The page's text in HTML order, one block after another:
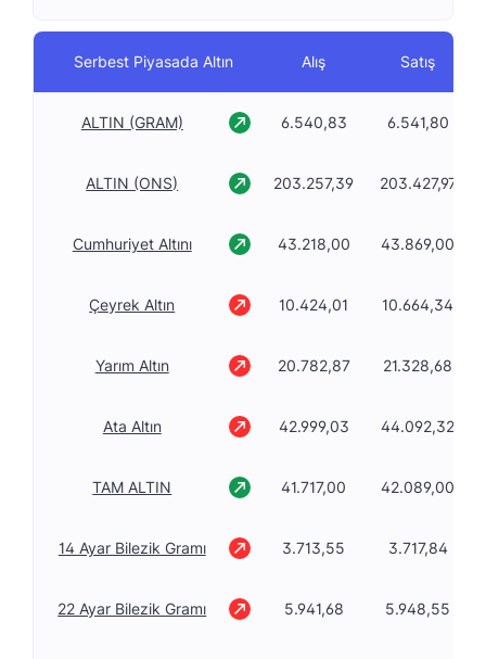
Serbest Piyasada Altın Alış Satış
ALTIN (GRAM) 6.540,83 6.541,80
ALTIN (ONS) 203.257,39 203.427,97
Cumhuriyet Altını 43.218,00 43.869,00
Çeyrek Altın 10.424,01 10.664,34
Yarım Altın 20.782,87 21.328,68
Ata Altın 42.999,03 44.092,32
TAM ALTIN 41.717,00 42.089,00
14 Ayar Bilezik Gramı 3.713,55 3.717,84
22 Ayar Bilezik Gramı 5.941,68 5.948,55